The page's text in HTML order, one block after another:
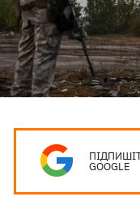
GOOGLE